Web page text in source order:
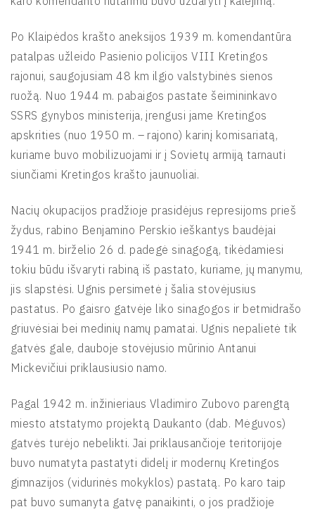
Po Klaipėdos krašto aneksijos 1939 m. komendantūra
patalpas užleido Pasienio policijos VIII Kretingos
rajonui, saugojusiam 48 km ilgio valstybinės sienos
ruožą. Nuo 1944 m. pabaigos pastate šeimininkavo
SSRS gynybos ministerija, įrengusi jame Kretingos
apskrities (nuo 1950 m. – rajono) karinį komisariatą,
kuriame buvo mobilizuojami ir į Sovietų armiją tarnauti
siunčiami Kretingos krašto jaunuoliai.
Nacių okupacijos pradžioje prasidėjus represijoms prieš
žydus, rabino Benjamino Perskio ieškantys baudėjai
1941 m. birželio 26 d. padegė sinagogą, tikėdamiesi
tokiu būdu išvaryti rabiną iš pastato, kuriame, jų manymu,
jis slapstėsi. Ugnis persimetė į šalia stovėjusius
pastatus. Po gaisro gatvėje liko sinagogos ir betmidrašo
griuvėsiai bei medinių namų pamatai. Ugnis nepalietė tik
gatvės gale, dauboje stovėjusio mūrinio Antanui
Mickevičiui priklausiusio namo.
Pagal 1942 m. inžinieriaus Vladimiro Zubovo parengtą
miesto atstatymo projektą Daukanto (dab. Mėguvos)
gatvės turėjo nebelikti. Jai priklausančioje teritorijoje
buvo numatyta pastatyti didelį ir modernų Kretingos
gimnazijos (vidurinės mokyklos) pastatą. Po karo taip
pat buvo sumanyta gatvę panaikinti, o jos pradžioje